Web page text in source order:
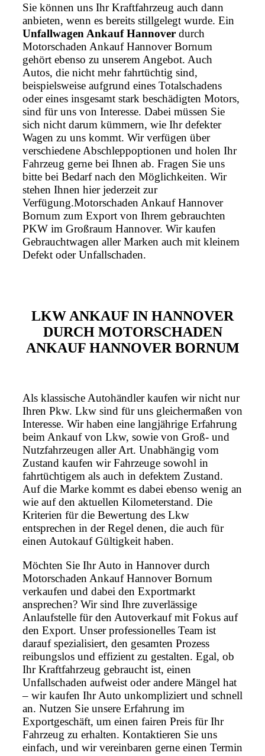
Sie können uns Ihr Kraftfahrzeug auch dann
anbieten, wenn es bereits stillgelegt wurde. Ein
Unfallwagen Ankauf Hannover durch
Motorschaden Ankauf Hannover Bornum
gehört ebenso zu unserem Angebot. Auch
Autos, die nicht mehr fahrtüchtig sind,
beispielsweise aufgrund eines Totalschadens
oder eines insgesamt stark beschädigten Motors,
sind für uns von Interesse. Dabei müssen Sie
sich nicht darum kümmern, wie Ihr defekter
Wagen zu uns kommt. Wir verfügen über
verschiedene Abschleppoptionen und holen Ihr
Fahrzeug gerne bei Ihnen ab. Fragen Sie uns
bitte bei Bedarf nach den Möglichkeiten. Wir
stehen Ihnen hier jederzeit zur
Verfügung.Motorschaden Ankauf Hannover
Bornum zum Export von Ihrem gebrauchten
PKW im Großraum Hannover. Wir kaufen
Gebrauchtwagen aller Marken auch mit kleinem
Defekt oder Unfallschaden.
LKW ANKAUF IN HANNOVER
DURCH MOTORSCHADEN
ANKAUF HANNOVER BORNUM
Als klassische Autohändler kaufen wir nicht nur
Ihren Pkw. Lkw sind für uns gleichermaßen von
Interesse. Wir haben eine langjährige Erfahrung
beim Ankauf von Lkw, sowie von Groß- und
Nutzfahrzeugen aller Art. Unabhängig vom
Zustand kaufen wir Fahrzeuge sowohl in
fahrtüchtigem als auch in defektem Zustand.
Auf die Marke kommt es dabei ebenso wenig an
wie auf den aktuellen Kilometerstand. Die
Kriterien für die Bewertung des Lkw
entsprechen in der Regel denen, die auch für
einen Autokauf Gültigkeit haben.
Möchten Sie Ihr Auto in Hannover durch
Motorschaden Ankauf Hannover Bornum
verkaufen und dabei den Exportmarkt
ansprechen? Wir sind Ihre zuverlässige
Anlaufstelle für den Autoverkauf mit Fokus auf
den Export. Unser professionelles Team ist
darauf spezialisiert, den gesamten Prozess
reibungslos und effizient zu gestalten. Egal, ob
Ihr Kraftfahrzeug gebraucht ist, einen
Unfallschaden aufweist oder andere Mängel hat
– wir kaufen Ihr Auto unkompliziert und schnell
an. Nutzen Sie unsere Erfahrung im
Exportgeschäft, um einen fairen Preis für Ihr
Fahrzeug zu erhalten. Kontaktieren Sie uns
einfach, und wir vereinbaren gerne einen Termin